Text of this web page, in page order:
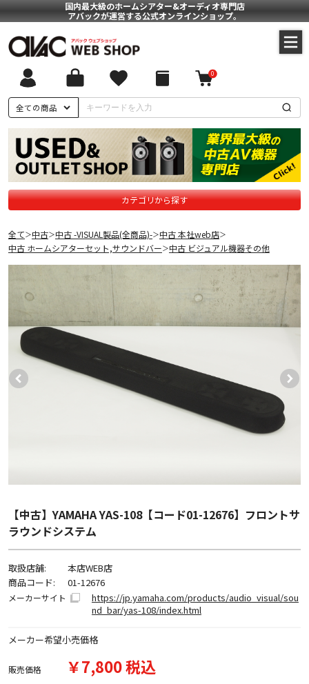
国内最大級のホームシアター&オーディオ専門店
アバックが運営する公式オンラインショップ。
全ての商品
0
カテゴリから探す
全て＞中古＞中古 -VISUAL製品(全商品)-＞中古 本社web店＞
中古 ホームシアターセット,サウンドバー＞中古 ビジュアル機器その他
【中古】YAMAHA YAS-108【コード01-12676】フロントサ
ラウンドシステム
取扱店舗:
本店WEB店
商品コード:
01-12676
メーカーサイト
https://jp.yamaha.com/products/audio_visual/sou
nd_bar/yas-108/index.html
メーカー希望小売価格
販売価格 ￥7,800 税込